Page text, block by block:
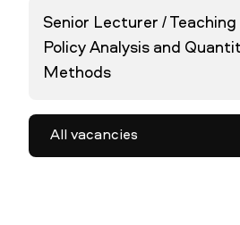
Senior Lecturer /
Policy Analysis and
Methods
All vacancies